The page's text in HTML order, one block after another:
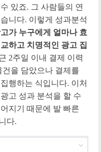
있죠. 그 사람들의 연
니다. 이렇게 성과분석
가 누구에게 얼마나 효
하고 치명적인 광고 집
2주일 이내 결제 이력
을 담았으나 결제를
행하는 식입니다. 이처
고 성과 분석을 할 수
지기 때문에 발 빠른
다.